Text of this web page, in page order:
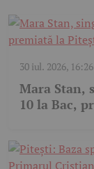
30 iul. 2026, 16:26
Mara Stan,
10 la Bac,